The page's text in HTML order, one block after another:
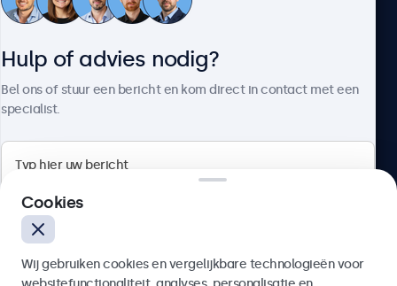
Klantenservice
4.8/5 door 5000+ bedrijven
Hulp of advies nodig?
Bel ons of stuur een bericht en kom direct in contact met een
specialist.
Cookies
Wij gebruiken cookies en vergelijkbare technologieën voor